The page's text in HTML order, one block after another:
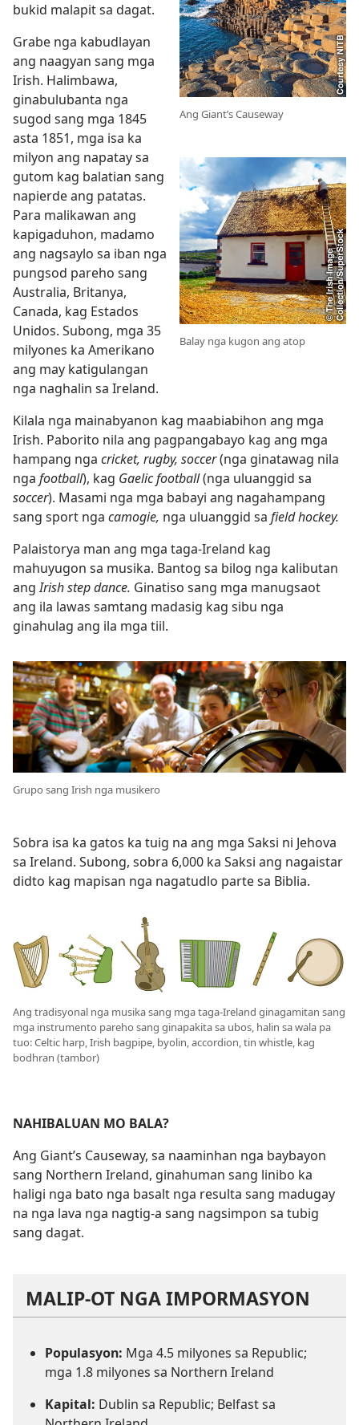
Ang Giant’s Causeway
bukid malapit sa dagat.
Balay nga kugon ang atop
Grabe nga kabudlayan
ang naagyan sang mga
Irish. Halimbawa,
ginabulubanta nga
sugod sang mga 1845
asta 1851, mga isa ka
milyon ang napatay sa
gutom kag balatian sang
napierde ang patatas.
Para malikawan ang
kapigaduhon, madamo
ang nagsaylo sa iban nga
pungsod pareho sang
Australia, Britanya,
Canada, kag Estados
Unidos. Subong, mga 35
milyones ka Amerikano
ang may katigulangan
nga naghalin sa Ireland.
Kilala nga mainabyanon kag maabiabihon ang mga
Irish. Paborito nila ang pagpangabayo kag ang mga
hampang nga cricket, rugby, soccer(nga ginatawag nila
nga football), kag Gaelic football(nga uluanggid sa
soccer). Masami nga mga babayi ang nagahampang
sang sport nga camogie, nga uluanggid sa field hockey.
Palaistorya man ang mga taga-Ireland kag
mahuyugon sa musika. Bantog sa bilog nga kalibutan
angIrish step dance. Ginatiso sang mga manugsaot
ang ila lawas samtang madasig kag sibu nga
ginahulag ang ila mga tiil.
Grupo sang Irish nga musikero
Sobra isa ka gatos ka tuig na ang mga Saksi ni Jehova
sa Ireland. Subong, sobra 6,000 ka Saksi ang nagaistar
didto kag mapisan nga nagatudlo parte sa Biblia.
Ang tradisyonal nga musika sang mga taga-Ireland ginagamitan sang
mga instrumento pareho sang ginapakita sa ubos, halin sa wala pa
tuo: Celtic harp, Irish bagpipe, byolin, accordion, tin whistle, kag
bodhran (tambor)
NAHIBALUAN MO BALA?
Ang Giant’s Causeway, sa naaminhan nga baybayon
sang Northern Ireland, ginahuman sang linibo ka
haligi nga bato nga basalt nga resulta sang madugay
na nga lava nga nagtig-a sang nagsimpon sa tubig
sang dagat.
MALIP-OT NGA IMPORMASYON
Populasyon: Mga 4.5 milyones sa Republic;
mga 1.8 milyones sa Northern Ireland
Kapital: Dublin sa Republic; Belfast sa